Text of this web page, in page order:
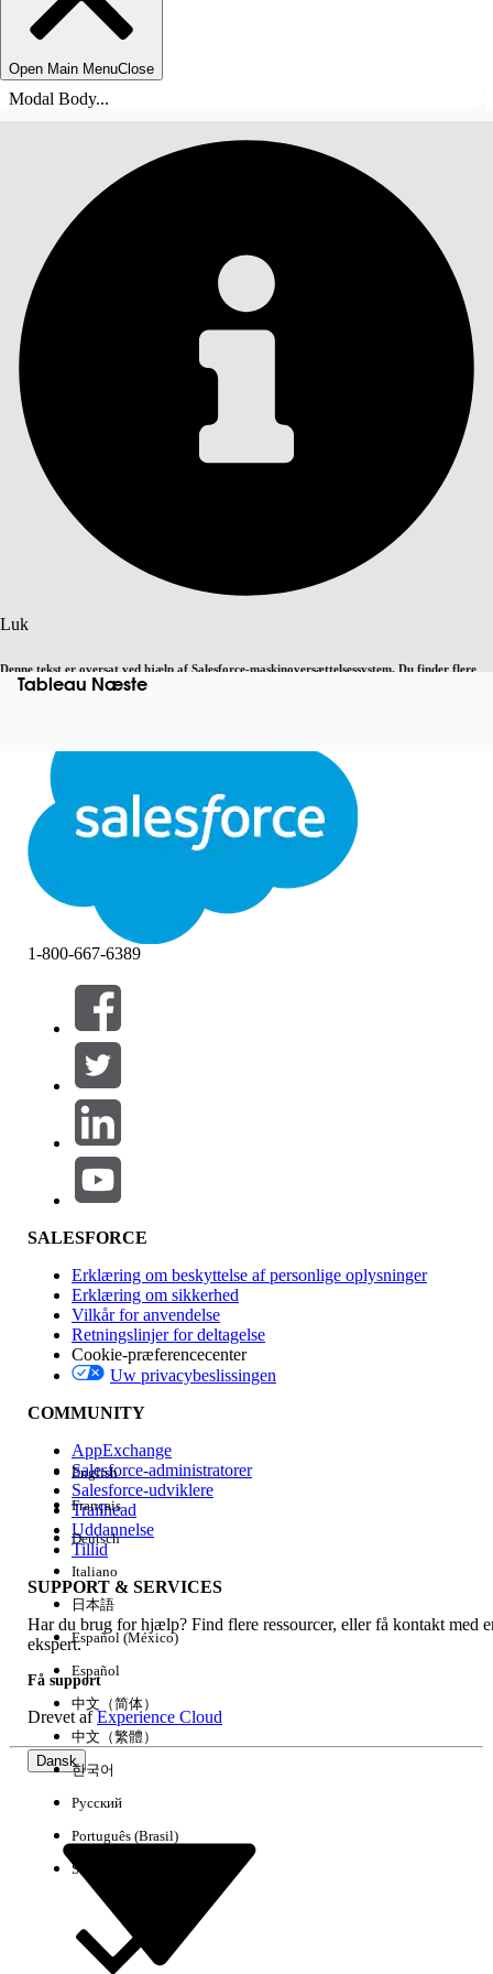
Open Main MenuClose
Modal Body...
Luk
Denne tekst er oversat ved hjælp af Salesforce-maskinoversættelsessystem. Du finder flere
detaljerher. Skift til engelsk
Luk
Tableau Næste
INDHOLD
Filtrer efter (0)
VÆLG FILTRE
Produktområde
Funktionspåvirkning
Version
Experience
Ryd alle Udført
1-800-667-6389
SALESFORCE
Erklæring om beskyttelse af personlige oplysninger
Erklæring om sikkerhed
Vilkår for anvendelse
Retningslinjer for deltagelse
Cookie-præferencecenter
Uw privacybeslissingen
COMMUNITY
AppExchange
Salesforce-administratorer
Salesforce-udviklere
Trailhead
Uddannelse
Tillid
SUPPORT & SERVICES
Har du brug for hjælp? Find flere ressourcer, eller få kontakt med
ekspert.
Få support
Drevet afExperience Cloud
Dansk
English
Français
Deutsch
Italiano
日本語
Español (México)
Español
中文（简体）
中文（繁體）
한국어
Русский
Português (Brasil)
Suomi